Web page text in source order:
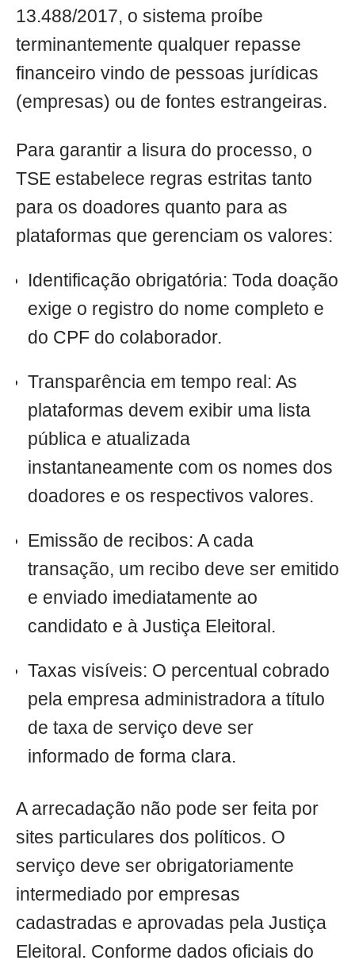
13.488/2017, o sistema proíbe
terminantemente qualquer repasse
financeiro vindo de pessoas jurídicas
(empresas) ou de fontes estrangeiras.
Para garantir a lisura do processo, o
TSE estabelece regras estritas tanto
para os doadores quanto para as
plataformas que gerenciam os valores:
Identificação obrigatória: Toda doação
exige o registro do nome completo e
do CPF do colaborador.
Transparência em tempo real: As
plataformas devem exibir uma lista
pública e atualizada
instantaneamente com os nomes dos
doadores e os respectivos valores.
Emissão de recibos: A cada
transação, um recibo deve ser emitido
e enviado imediatamente ao
candidato e à Justiça Eleitoral.
Taxas visíveis: O percentual cobrado
pela empresa administradora a título
de taxa de serviço deve ser
informado de forma clara.
A arrecadação não pode ser feita por
sites particulares dos políticos. O
serviço deve ser obrigatoriamente
intermediado por empresas
cadastradas e aprovadas pela Justiça
Eleitoral. Conforme dados oficiais do